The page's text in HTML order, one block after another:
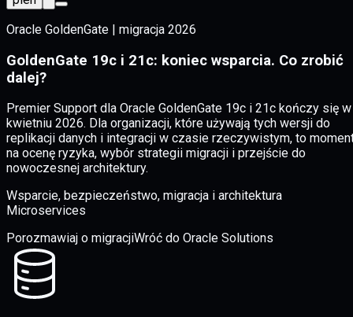
Oracle GoldenGate | migracja 2026
GoldenGate 19c i 21c: koniec wsparcia. Co zrobić
dalej?
Premier Support dla Oracle GoldenGate 19c i 21c kończy się w
kwietniu 2026. Dla organizacji, które używają tych wersji do
replikacji danych i integracji w czasie rzeczywistym, to
na ocenę ryzyka, wybór strategii migracji i przejście do
nowoczesnej architektury.
Wsparcie, bezpieczeństwo, migracja i architektura
Microservices
Porozmawiaj o migracjiWróć do Oracle Solutions